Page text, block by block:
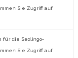
Sie Zugriff auf
für die Seolingo-
Sie Zugriff auf